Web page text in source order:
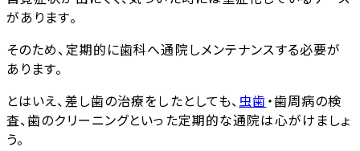
があります。
そのため、定期的に歯科へ通院しメンテナンスする必要が
あります。
とはいえ、差し歯の治療をしたとしても、 虫歯・歯周病の検
査、歯のクリーニングといった定期的な通院は心がけましょ
う。